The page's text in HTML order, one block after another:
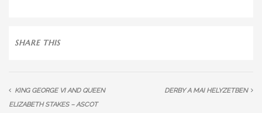
SHARE THIS
KING GEORGE VI AND QUEEN
ELIZABETH STAKES – ASCOT
DERBY A MAI HELYZETBEN